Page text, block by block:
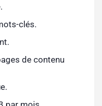
clés.
de contenu